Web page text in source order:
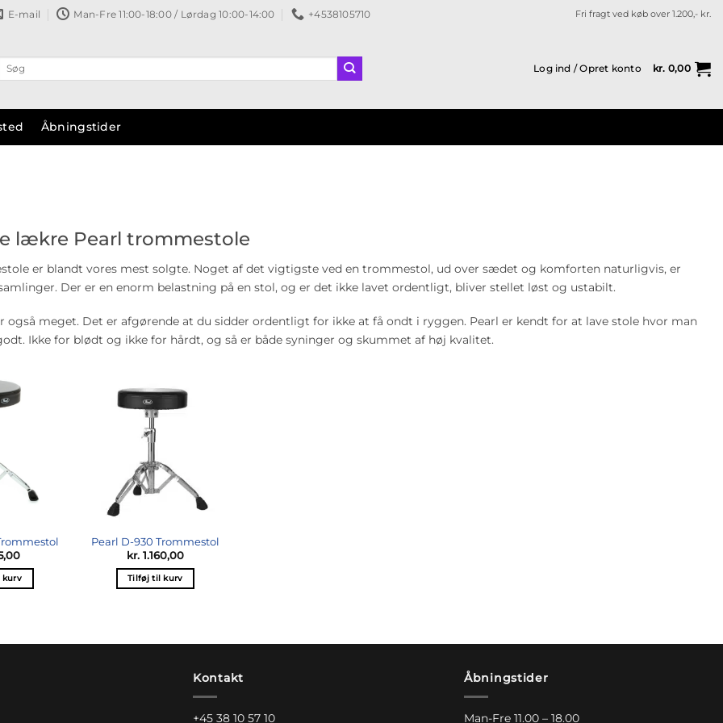
E-mail Man-Fre 11:00-18:00 / Lørdag 10:00-14:00 +4538105710 Fri fragt ved køb over 1.200,- kr.
Søg
efter:
Log ind / Opret konto kr. 0,00
Åbningstider
lækre Pearl trommestole
er blandt vores mest solgte. Noget af det vigtigste ved en trommestol, ud over sædet og komforten naturligvis, er
Der er en enorm belastning på en stol, og er det ikke lavet ordentligt, bliver stellet løst og ustabilt.
også meget. Det er afgørende at du sidder ordentligt for ikke at få ondt i ryggen. Pearl er kendt for at lave stole hvor man
Ikke for blødt og ikke for hårdt, og så er både syninger og skummet af høj kvalitet.
kurv
Pearl D-930 Trommestol
kr.1.160,00
Tilføj til kurv
Kontakt
+45 38 10 57 10
Åbningstider
Man-Fre 11.00 – 18.00